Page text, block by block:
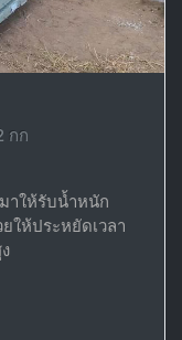
กก
าให้รับน้ำหนัก
ให้ประหยัดเวลา